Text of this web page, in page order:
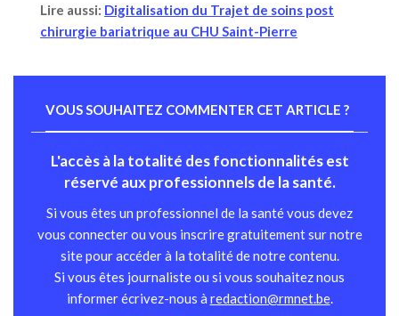
Lire aussi: Digitalisation du Trajet de soins post
chirurgie bariatrique au CHU Saint-Pierre
VOUS SOUHAITEZ COMMENTER CET ARTICLE ?
L'accès à la totalité des fonctionnalités est
réservé aux professionnels de la santé.
Si vous êtes un professionnel de la santé vous devez
vous connecter ou vous inscrire gratuitement sur notre
site pour accéder à la totalité de notre contenu.
Si vous êtes journaliste ou si vous souhaitez nous
informer écrivez-nous à redaction@rmnet.be.